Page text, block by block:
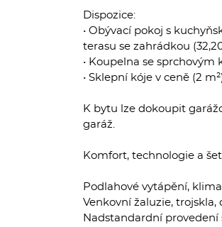
Dispozice:
• Obývací pokoj s
terasu se zahrádkou
• Koupelna se sprchovým
• Sklepní kóje v ceně (2
K bytu lze dokoupit
garáž.
Komfort, technologie a
Podlahové vytápění,
Venkovní žaluzie,
Nadstandardní